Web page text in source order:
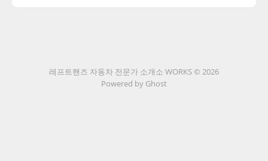
레프트핸즈 자동차 전문가 소개소 WORKS © 2026
Powered by Ghost